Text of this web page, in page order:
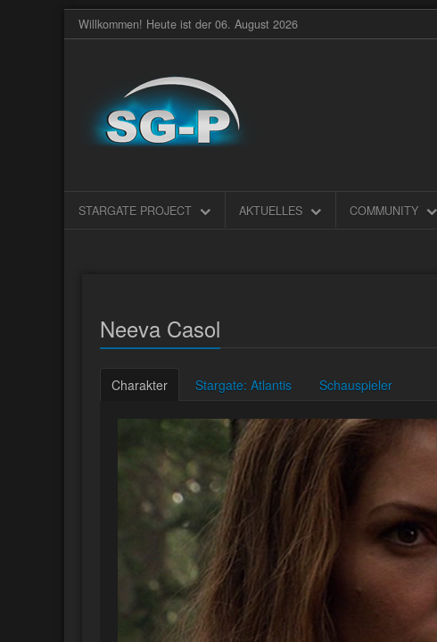
Willkommen! Heute ist der 06. August 2026
STARGATE PROJECT AKTUELLES COMMUNITY
Neeva Casol
Charakter Stargate: Atlantis Schauspieler